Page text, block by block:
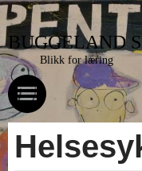
BUGGELAND
Blikk for læring